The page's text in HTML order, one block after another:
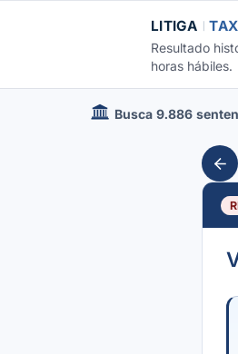
LITIGA TAX
Resultado
horas hábiles.
Busca 9.886